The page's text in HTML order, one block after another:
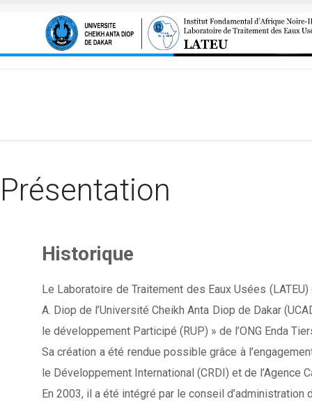
Présentation
Historique
Le Laboratoire de Traitement des Eaux Usées
A. Diop de l’Université Cheikh Anta Diop de Dakar
le développement Participé (RUP) » de l’ONG Enda
Sa création a été rendue possible grâce à
le Développement International (CRDI) et de l’Agence
En 2003, il a été intégré par le conseil d’administration